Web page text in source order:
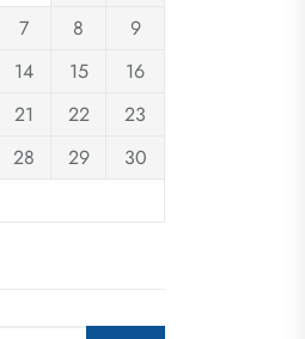
7 8
9
14 15
16
21 22
23
28 29
30